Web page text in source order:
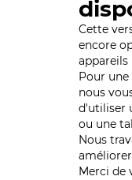
Cette
encore
appareils
Pour
nous
d'utiliser
ou une
Nous
Merci de